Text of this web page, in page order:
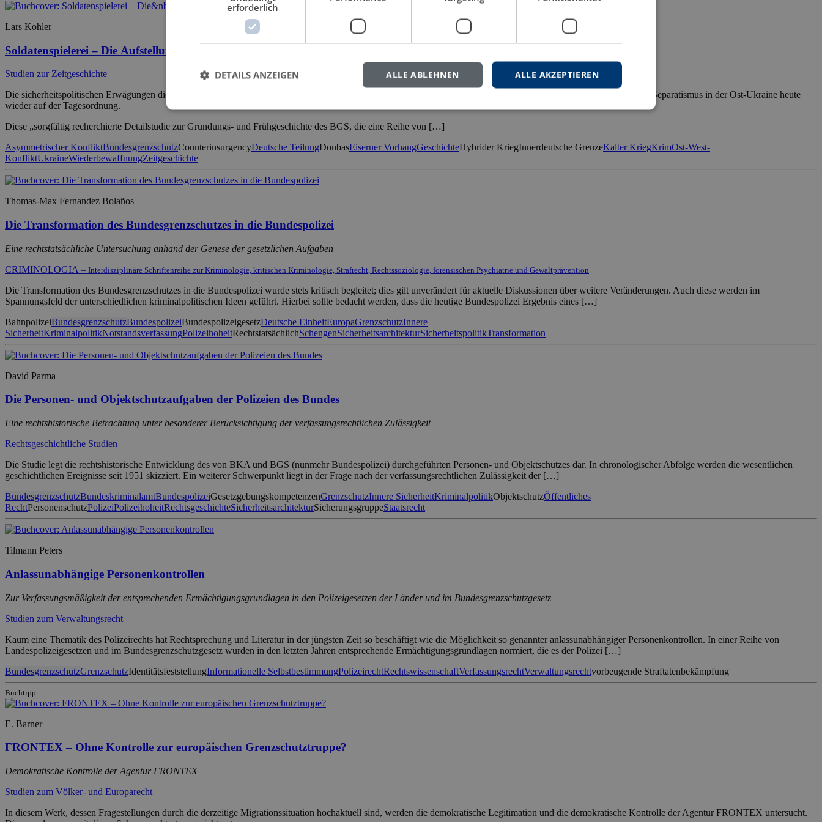
Lars Kohler
Soldatenspielerei – Die Aufstellung des Bundesgrenzschutzes im Spannungsfeld zwischen Bundespolizei und Ersatzarmee
Studien zur Zeitgeschichte
Die sicherheitspolitischen Erwägungen die beim Aufbau des BGS eine Rolle spielten, sind durch die Handlungsmuster bei der russischen Besetzung der Krim und dem Separatismus in der Ost-Ukraine heute
wieder auf der Tagesordnung.
Diese „sorgfältig recherchierte Detailstudie zur Gründungs- und Frühgeschichte des BGS, die eine Reihe von […]
Asymmetrischer KonfliktBundesgrenzschutzCounterinsurgencyDeutsche TeilungDonbasEiserner VorhangGeschichteHybrider KriegInnerdeutsche GrenzeKalter KriegKrimOst-West-
KonfliktUkraineWiederbewaffnungZeitgeschichte
Thomas-Max Fernandez Bolaños
Die Transformation des Bundesgrenzschutzes in die Bundespolizei
Eine rechtstatsächliche Untersuchung anhand der Genese der gesetzlichen Aufgaben
CRIMINOLOGIA – Interdisziplinäre Schriftenreihe zur Kriminologie, kritischen Kriminologie, Strafrecht, Rechtssoziologie, forensischen Psychiatrie und Gewaltprävention
Die Transformation des Bundesgrenzschutzes in die Bundespolizei wurde stets kritisch begleitet; dies gilt unverändert für aktuelle Diskussionen über weitere Veränderungen. Auch diese werden im
Spannungsfeld der unterschiedlichen kriminalpolitischen Ideen geführt. Hierbei sollte bedacht werden, dass die heutige Bundespolizei Ergebnis eines […]
BahnpolizeiBundesgrenzschutzBundespolizeiBundespolizeigesetzDeutsche EinheitEuropaGrenzschutzInnere
SicherheitKriminalpolitikNotstandsverfassungPolizeihoheitRechtstatsächlichSchengenSicherheitsarchitekturSicherheitspolitikTransformation
David Parma
Die Personen- und Objektschutzaufgaben der Polizeien des Bundes
Eine rechtshistorische Betrachtung unter besonderer Berücksichtigung der verfassungsrechtlichen Zulässigkeit
Rechtsgeschichtliche Studien
Die Studie legt die rechtshistorische Entwicklung des von BKA und BGS (nunmehr Bundespolizei) durchgeführten Personen- und Objektschutzes dar. In chronologischer Abfolge werden die wesentlichen
geschichtlichen Ereignisse seit 1951 skizziert. Ein weiterer Schwerpunkt liegt in der Frage nach der verfassungsrechtlichen Zulässigkeit der […]
BundesgrenzschutzBundeskriminalamtBundespolizeiGesetzgebungskompetenzenGrenzschutzInnere SicherheitKriminalpolitikObjektschutzÖffentliches
RechtPersonenschutzPolizeiPolizeihoheitRechtsgeschichteSicherheitsarchitekturSicherungsgruppeStaatsrecht
Tilmann Peters
Anlassunabhängige Personenkontrollen
Zur Verfassungsmäßigkeit der entsprechenden Ermächtigungsgrundlagen in den Polizeigesetzen der Länder und im Bundesgrenzschutzgesetz
Studien zum Verwaltungsrecht
Kaum eine Thematik des Polizeirechts hat Rechtsprechung und Literatur in der jüngsten Zeit so beschäftigt wie die Möglichkeit so genannter anlassunabhängiger Personenkontrollen. In einer Reihe von
Landespolizeigesetzen und im Bundesgrenzschutzgesetz wurden in den letzten Jahren entsprechende Ermächtigungsgrundlagen normiert, die es der Polizei […]
BundesgrenzschutzGrenzschutzIdentitätsfeststellungInformationelle SelbstbestimmungPolizeirechtRechtswissenschaftVerfassungsrechtVerwaltungsrechtvorbeugende Straftatenbekämpfung
Buchtipp
E. Barner
FRONTEX – Ohne Kontrolle zur europäischen Grenzschutztruppe?
Demokratische Kontrolle der Agentur FRONTEX
Studien zum Völker- und Europarecht
In diesem Werk, dessen Fragestellungen durch die derzeitige Migrationssituation hochaktuell sind, werden die demokratische Legitimation und die demokratische Kontrolle der Agentur FRONTEX untersucht.
erforderlich
ALLE AKZEPTIEREN
ALLE ABLEHNEN
DETAILS ANZEIGEN